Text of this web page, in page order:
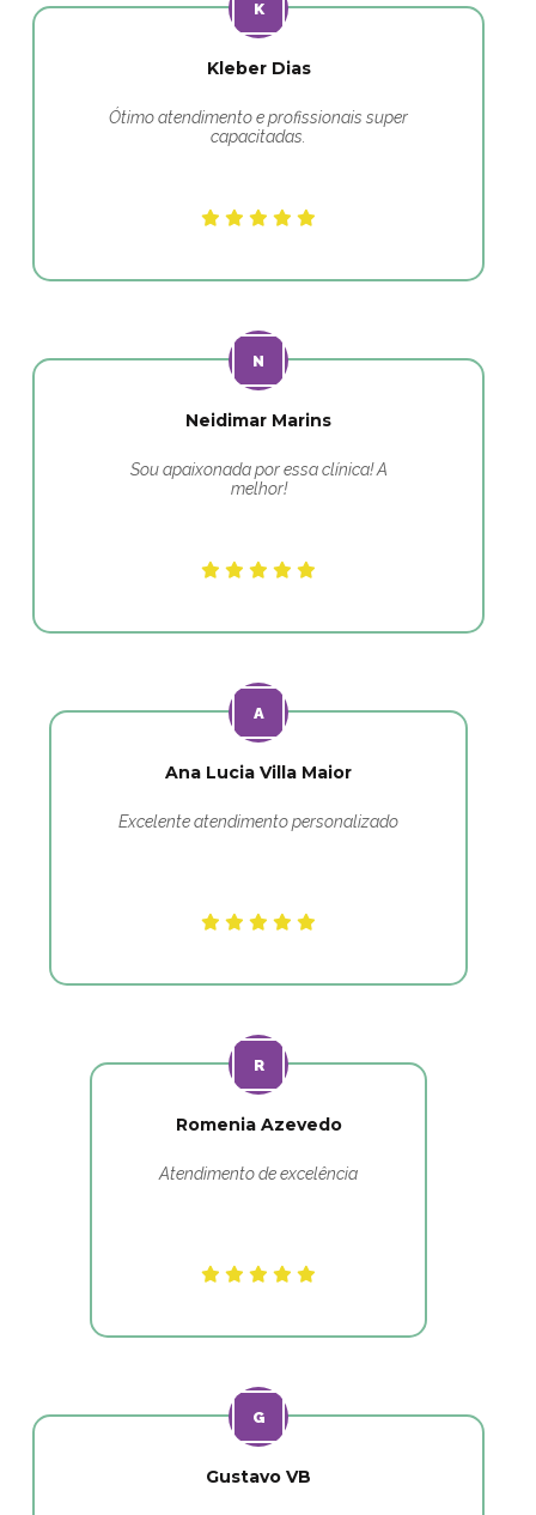
Kleber Dias
Ótimo atendimento e profissionais super
capacitadas.
Neidimar Marins
Sou apaixonada por essa clínica! A
melhor!
Ana Lucia Villa Maior
Excelente atendimento personalizado
Romenia Azevedo
Atendimento de excelência
Gustavo VB